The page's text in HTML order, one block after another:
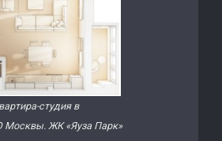
студия в
Москвы. ЖК «Яуза Парк»